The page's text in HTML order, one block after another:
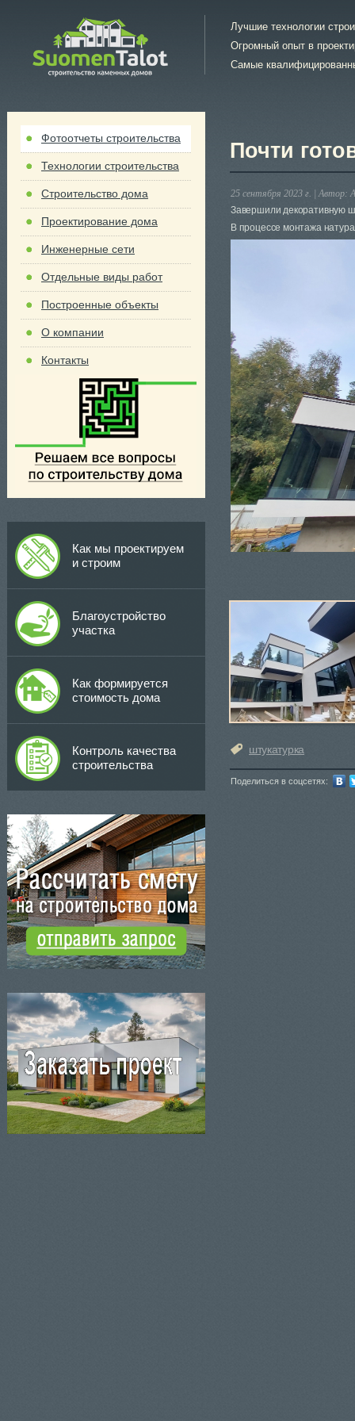
Лучшие технологии
Огромный опыт в
Самые
Фотоотчеты строительства
Технологии строительства
Строительство дома
Проектирование дома
Инженерные сети
Отдельные виды работ
Построенные объекты
О компании
Контакты
Как мы проектируем
и строим
Благоустройство
участка
Как формируется
стоимость дома
Контроль качества
строительства
Почти
25 сентября 2023 г. | Автор:
Завершили декоративную
В процессе монтажа
штукатурка
Поделиться в соцсетях: